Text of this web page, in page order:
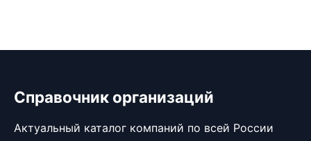
Справочник организаций
Актуальный каталог компаний по всей России